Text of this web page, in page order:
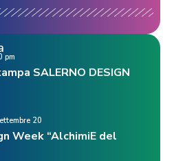
pm
SALERNO DESIGN
20
Week “AlchimiE del